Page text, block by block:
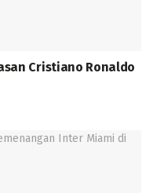
Cristiano Ronaldo